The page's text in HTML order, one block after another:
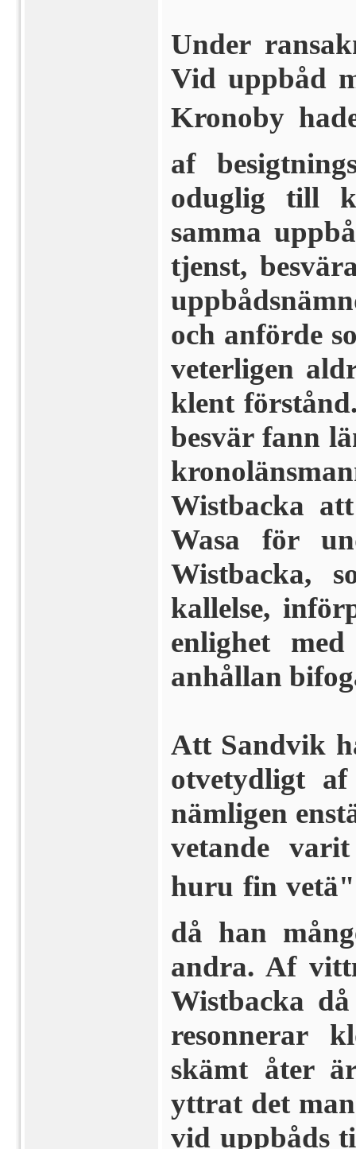
Under
Vid uppbåd
Kronoby
af
oduglig till
samma
tjenst,
och anförde
veterligen
klent
besvär fann
Wistbacka
Wasa för
Wistbacka,
kallelse,
enlighet
anhållan
Att Sandvik
otvetydligt
nämligen
vetande
huru fin
då han
andra. Af
Wistbacka
resonnerar
skämt åter
yttrat det
vid uppbåds